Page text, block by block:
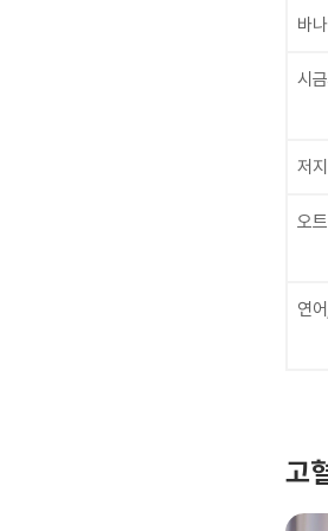
바
시
저
오
연
고